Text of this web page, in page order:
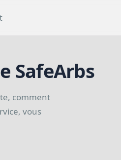
SafeArbs
comment
vous